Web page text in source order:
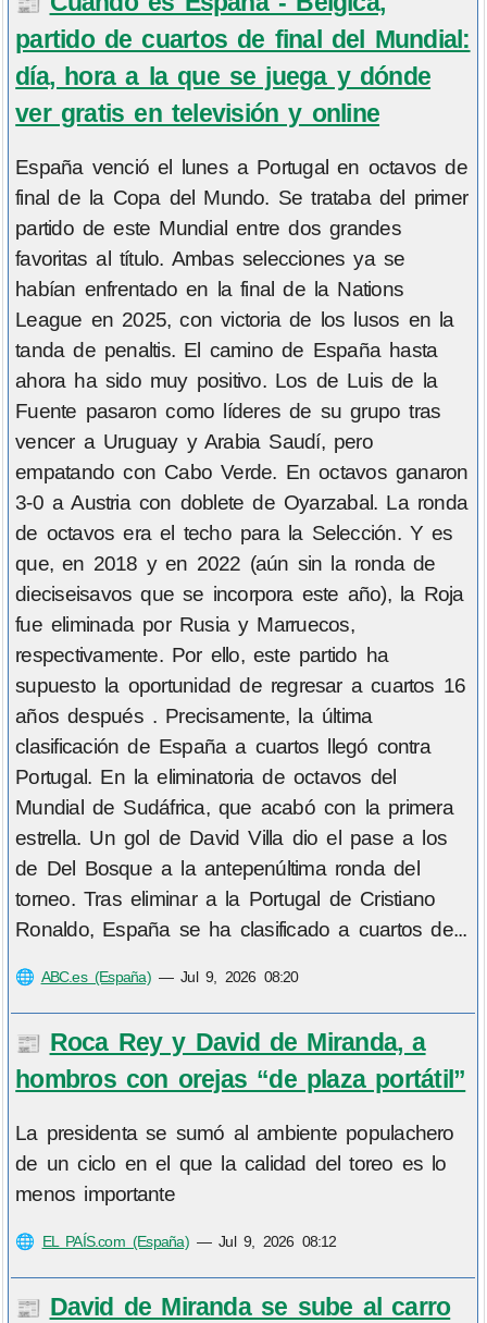
partido de cuartos de final del Mundial:
día, hora a la que se juega y dónde
ver gratis en televisión y online
España venció el lunes a Portugal en octavos de
final de la Copa del Mundo. Se trataba del primer
partido de este Mundial entre dos grandes
favoritas al título. Ambas selecciones ya se
habían enfrentado en la final de la Nations
League en 2025, con victoria de los lusos en la
tanda de penaltis. El camino de España hasta
ahora ha sido muy positivo. Los de Luis de la
Fuente pasaron como líderes de su grupo tras
vencer a Uruguay y Arabia Saudí, pero
empatando con Cabo Verde. En octavos ganaron
3-0 a Austria con doblete de Oyarzabal. La ronda
de octavos era el techo para la Selección. Y es
que, en 2018 y en 2022 (aún sin la ronda de
dieciseisavos que se incorpora este año), la Roja
fue eliminada por Rusia y Marruecos,
respectivamente. Por ello, este partido ha
supuesto la oportunidad de regresar a cuartos 16
años después . Precisamente, la última
clasificación de España a cuartos llegó contra
Portugal. En la eliminatoria de octavos del
Mundial de Sudáfrica, que acabó con la primera
estrella. Un gol de David Villa dio el pase a los
de Del Bosque a la antepenúltima ronda del
torneo. Tras eliminar a la Portugal de Cristiano
Ronaldo, España se ha clasificado a cuartos de...
🌐 ABC.es (España)—Jul 9, 2026 08:20
📰 Roca Rey y David de Miranda, a
hombros con orejas “de plaza portátil”
La presidenta se sumó al ambiente populachero
de un ciclo en el que la calidad del toreo es lo
menos importante
🌐 EL PAÍS.com (España)—Jul 9, 2026 08:12
📰 David de Miranda se sube al carro